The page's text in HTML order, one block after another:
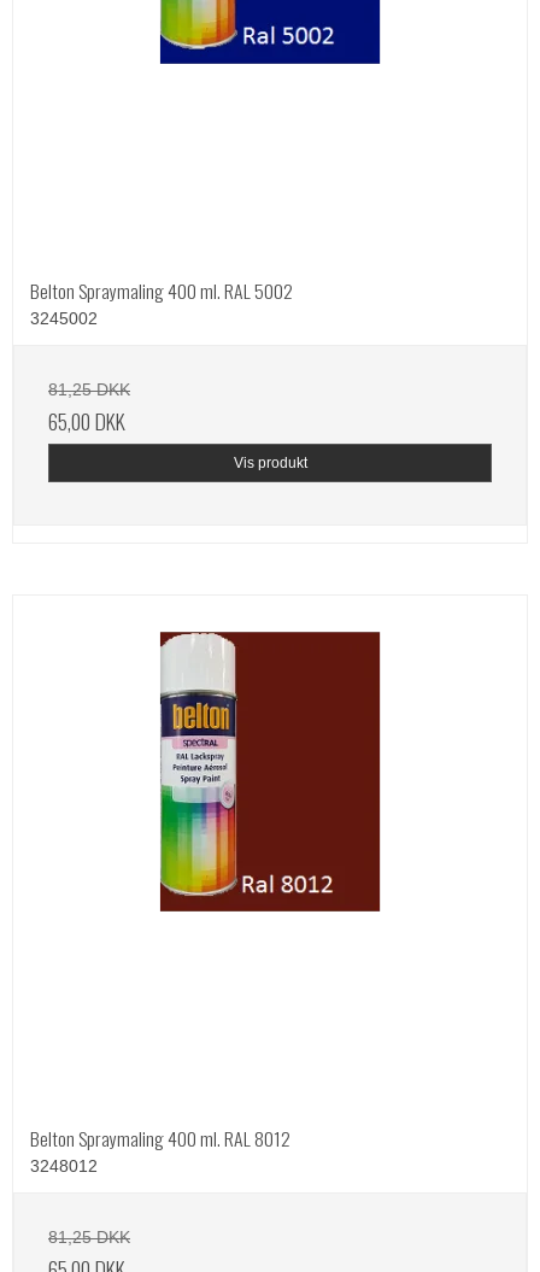
Belton Spraymaling 400 ml. RAL 5002
3245002
81,25 DKK
65,00 DKK
Vis produkt
Belton Spraymaling 400 ml. RAL 8012
3248012
81,25 DKK